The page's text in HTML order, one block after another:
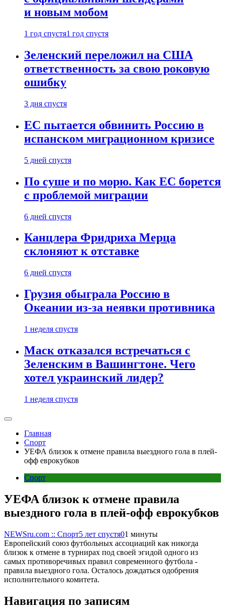
и новым мобом
1 год спустя1 год спустя
Зеленский переложил на США
ответственность за свою роковую
ошибку
3 дня спустя
ЕС пытается обвинить Россию в
испанском миграционном кризисе
5 дней спустя
По суше и по морю. Как ЕС борется
с проблемой миграции
6 дней спустя
Канцлера Фридриха Мерца
склоняют к отставке
6 дней спустя
Грузия обыграла Россию в
Океании из-за неявки противника
1 неделя спустя
Маск отказался встречаться с
Зеленским в Вашингтоне. Чего
хотел украинский лидер?
1 неделя спустя
Главная
Спорт
УЕФА близок к отмене правила выездного гола в плей-
офф еврокубков
Спорт
УЕФА близок к отмене правила
выездного гола в плей-офф еврокубков
NEWSru.com :: Спорт5 лет спустя01 минуты
Европейский союз футбольных ассоциаций как никогда
близок к отмене в турнирах под своей эгидой одного из
самых противоречивых правил современного футбола -
правила выездного гола. Осталось дождаться одобрения
исполнительного комитета.
Навигация по записям